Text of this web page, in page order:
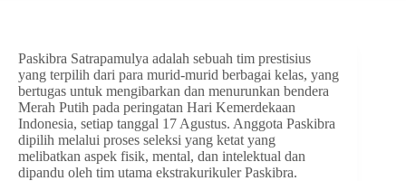
Paskibra Satrapamulya adalah sebuah tim prestisius
yang terpilih dari para murid-murid berbagai kelas, yang
bertugas untuk mengibarkan dan menurunkan bendera
Merah Putih pada peringatan Hari Kemerdekaan
Indonesia, setiap tanggal 17 Agustus. Anggota Paskibra
dipilih melalui proses seleksi yang ketat yang
melibatkan aspek fisik, mental, dan intelektual dan
dipandu oleh tim utama ekstrakurikuler Paskibra.